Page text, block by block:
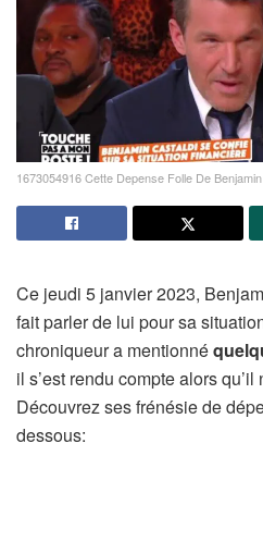
1673054916 Cette Depense Folle De
Ce jeudi 5 janvier 2023,
fait parler de lui pour sa
chroniqueur a mentionné
il s’est rendu compte alors
Découvrez ses frénésie de
dessous: